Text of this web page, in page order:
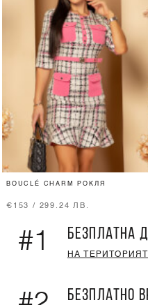
BOUCLÉ CHARM РОКЛЯ
€153 / 299.24 ЛВ.
#1 БЕЗПЛАТНА
НА
БЕЗПЛАТНО